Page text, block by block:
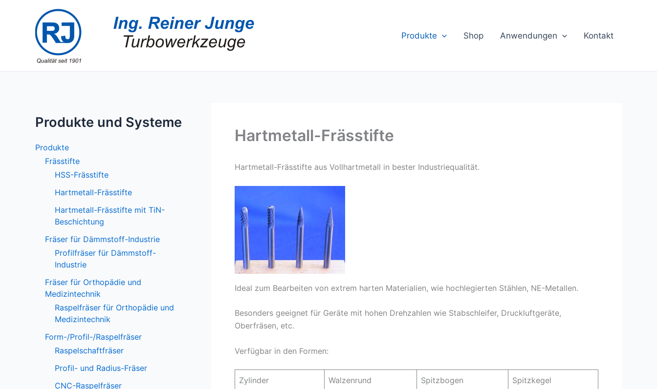
Produkte Shop Anwendungen Kontakt
Produkte und Systeme
Produkte
Frässtifte
HSS-Frässtifte
Hartmetall-Frässtifte
Hartmetall-Frässtifte mit TiN-
Beschichtung
Fräser für Dämmstoff-Industrie
Profilfräser für Dämmstoff-
Industrie
Fräser für Orthopädie und
Medizintechnik
Raspelfräser für Orthopädie und
Medizintechnik
Form-/Profil-/Raspelfräser
Raspelschaftfräser
Profil- und Radius-Fräser
CNC-Raspelfräser
Hartmetall-Frässtifte
Hartmetall-Frässtifte aus Vollhartmetall in bester Industriequalität.
Ideal zum Bearbeiten von extrem harten Materialien, wie hochlegierten Stählen, NE-Metallen.
Besonders geeignet für Geräte mit hohen Drehzahlen wie Stabschleifer, Druckluftgeräte,
Oberfräsen, etc.
Verfügbar in den Formen:
Zylinder Walzenrund Spitzbogen Spitzkegel